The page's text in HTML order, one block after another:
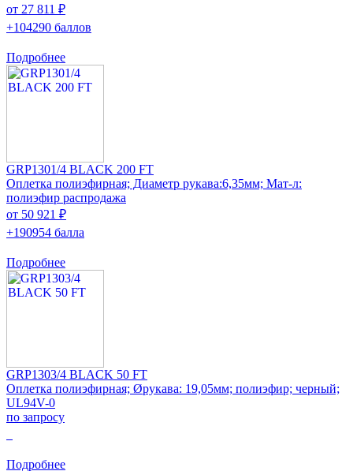
от 27 811 ₽
+104290 баллов
Подробнее
GRP1301/4 BLACK 200 FT
Оплетка полиэфирная; Диаметр рукава:6,35мм; Мат-л:
полиэфир распродажа
от 50 921 ₽
+190954 балла
Подробнее
GRP1303/4 BLACK 50 FT
Оплетка полиэфирная; Øрукава: 19,05мм; полиэфир; черный;
UL94V-0
по запросу
Подробнее